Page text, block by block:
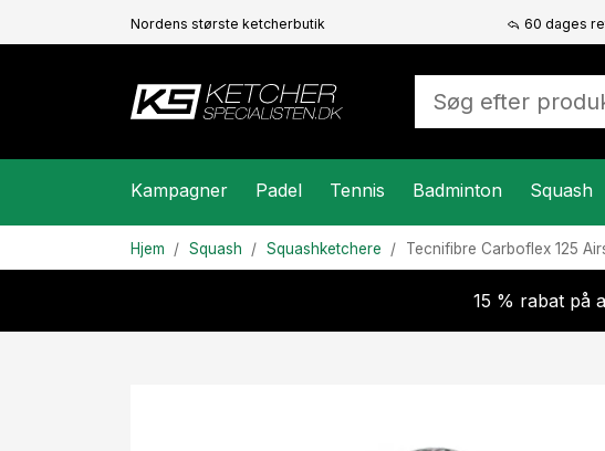
Nordens største ketcherbutik 60 dages
Kampagner Padel Tennis Badminton Squash
Hjem Squash Squashketchere Tecnifibre Carboflex 125
15 % rabat på